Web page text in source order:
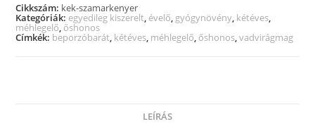
Cikkszám: kek-szamarkenyer
Kategóriák: egyedileg kiszerelt évelő gyógynövény kétéves
méhlegelő őshonos
Címkék: beporzóbarát kétéves méhlegelő őshonos ,vadvirágmag
LEÍRÁS